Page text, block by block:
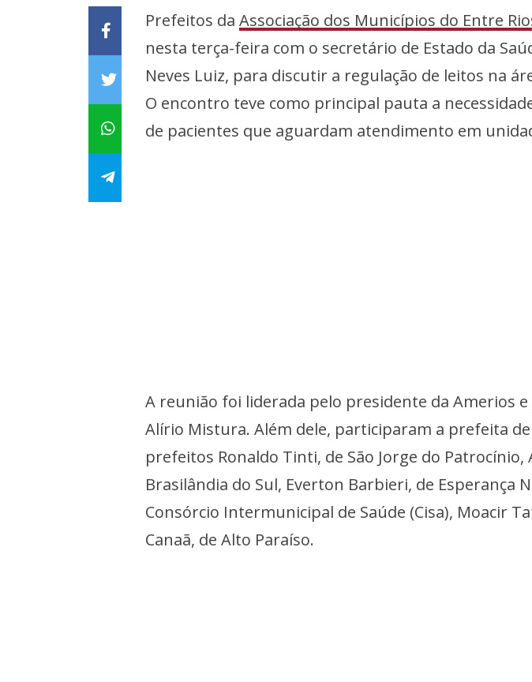
Prefeitos daAssociação dos Municípios do Entre
nesta terça-feira com o secretário de Estado da
Neves Luiz, para discutir a regulação de leitos na
O encontro teve como principal pauta a
de pacientes que aguardam atendimento em
A reunião foi liderada pelo presidente da Amerios
Alírio Mistura. Além dele, participaram a prefeita de
prefeitos Ronaldo Tinti, de São Jorge do Patrocínio,
Brasilândia do Sul, Everton Barbieri, de Esperança
Consórcio Intermunicipal de Saúde (Cisa), Moacir
Canaã, de Alto Paraíso.